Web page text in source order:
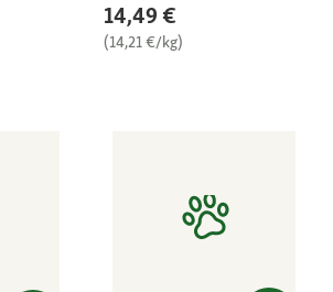
14,49 €
(14,21 €/kg)